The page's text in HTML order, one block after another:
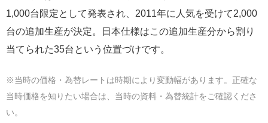
1,000台限定として発表され、2011年に人気を受けて2,000
台の追加生産が決定。日本仕様はこの追加生産分から割り
当てられた35台という位置づけです。
※当時の価格・為替レートは時期により変動幅があります。正確な
当時価格を知りたい場合は、当時の資料・為替統計をご確認くださ
い。